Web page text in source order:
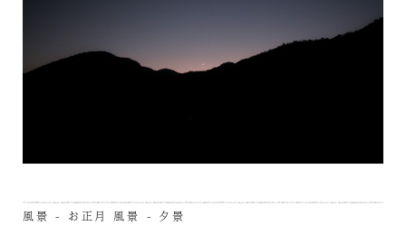
風景 - お正月 風景 - 夕景